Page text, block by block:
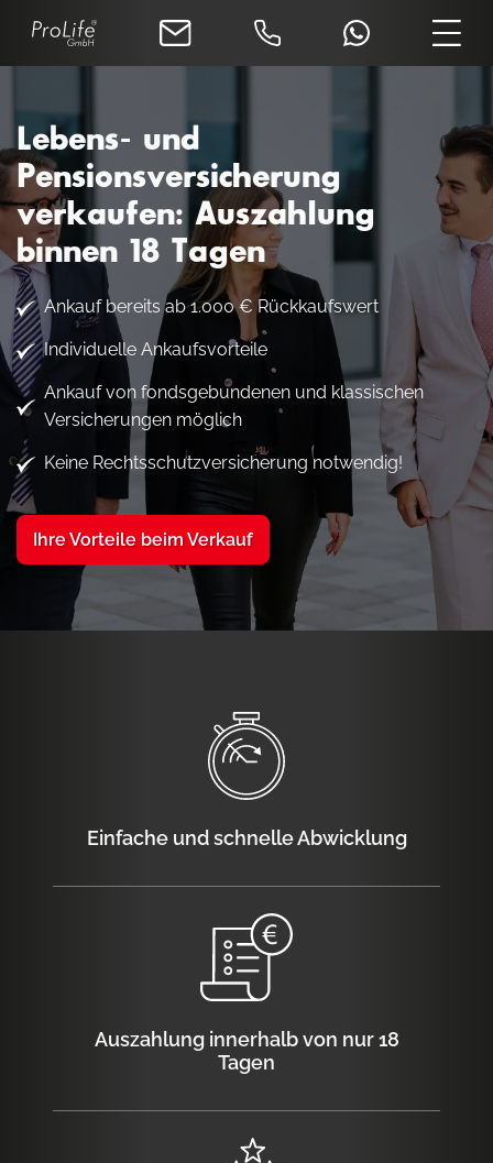
Lebens- und
Pensionsversicherung
verkaufen: Auszahlung
binnen 18 Tagen
Ankauf bereits ab 1.000 € Rückkaufswert
Individuelle Ankaufsvorteile
Ankauf von fondsgebundenen und klassischen
Versicherungen möglich
Keine Rechtsschutzversicherung notwendig!
Ihre Vorteile beim Verkauf
Einfache und schnelle Abwicklung
Auszahlung innerhalb von nur 18
Tagen